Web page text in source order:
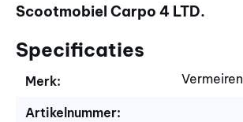
Scootmobiel Carpo 4 LTD.
Specificaties
Merk: Vermeiren
Artikelnummer: